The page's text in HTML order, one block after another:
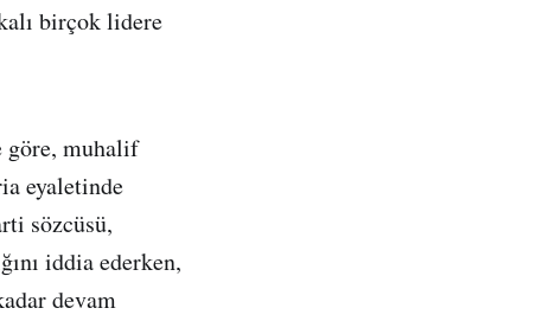
birçok lidere
göre, muhalif
eyaletinde
sözcüsü,
iddia ederken,
devam